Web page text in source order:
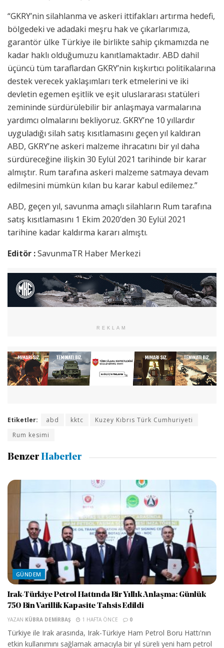
“GKRY’nin silahlanma ve askeri ittifakları artırma hedefi,
bölgedeki ve adadaki meşru hak ve çıkarlarımıza,
garantör ülke Türkiye ile birlikte sahip çıkmamızda ne
kadar haklı olduğumuzu kanıtlamaktadır. ABD dahil
üçüncü tüm taraflardan GKRY’nin kışkırtıcı politikalarına
destek verecek yaklaşımları terk etmelerini ve iki
devletin egemen eşitlik ve eşit uluslararası statüleri
zemininde sürdürülebilir bir anlaşmaya varmalarına
yardımcı olmalarını bekliyoruz. GKRY’ne 10 yıllardır
uyguladığı silah satış kısıtlamasını geçen yıl kaldıran
ABD, GKRY’ne askeri malzeme ihracatını bir yıl daha
sürdüreceğine ilişkin 30 Eylül 2021 tarihinde bir karar
almıştır. Rum tarafına askeri malzeme satmaya devam
edilmesini mümkün kılan bu karar kabul edilemez.”
ABD, geçen yıl, savunma amaçlı silahların Rum tarafına
satış kısıtlamasını 1 Ekim 2020’den 30 Eylül 2021
tarihine kadar kaldırma kararı almıştı.
Editör :SavunmaTR Haber Merkezi
REKLAM
Etiketler: abd kktc
Kuzey Kıbrıs Türk Cumhuriyeti
Rum kesimi
Benzer Haberler
GÜNDEM
Irak-Türkiye Petrol Hattında Bir Yıllık Anlaşma: Günlük
750 Bin Varillik Kapasite Tahsis Edildi
YAZAN KÜBRA DEMIRBAŞ 1 HAFTA ÖNCE 0
Türkiye ile Irak arasında, Irak-Türkiye Ham Petrol Boru Hattı'nın
etkin kullanımını sağlamak amacıyla bir yıl süreli yeni ham petrol